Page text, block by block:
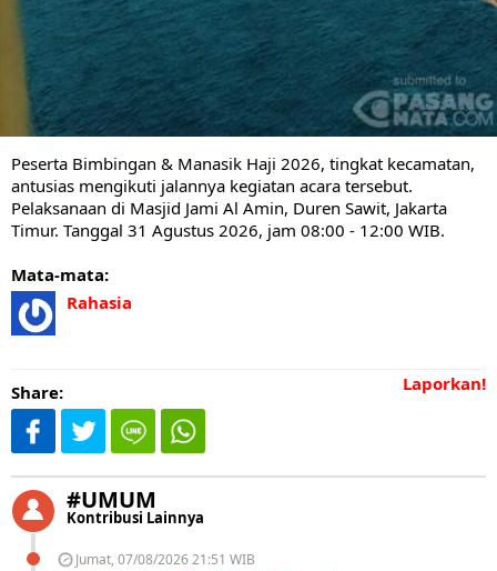
Peserta Bimbingan & Manasik Haji 2026, tingkat kecamatan,
antusias mengikuti jalannya kegiatan acara tersebut.
Pelaksanaan di Masjid Jami Al Amin, Duren Sawit, Jakarta
Timur. Tanggal 31 Agustus 2026, jam 08:00 - 12:00 WIB.
Mata-mata:
Rahasia
Laporkan!
Share:
#UMUM
Kontribusi Lainnya
Jumat, 07/08/2026 21:51 WIB